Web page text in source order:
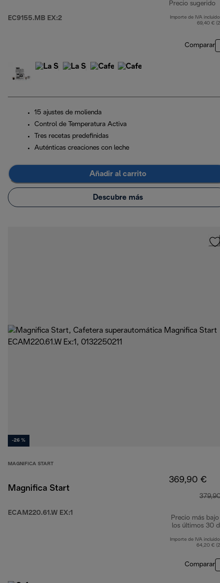
EC9155.MB EX:2
Precio sugerido
Importe de IVA
69,40 €
Comparar
15 ajustes de molienda
Control de Temperatura Activa
Tres recetas predefinidas
Auténticas creaciones con leche
Añadir al carrito
Descubre más
-26 %
MAGNIFICA START
Magnifica Start
ECAM220.61.W EX:1
369,90 €
Precio más bajo
los últimos 30
Importe de IVA
64,20 €
Comparar